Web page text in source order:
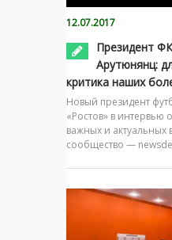
12.07.2017
Президент
Арутюнянц:
критика наших
Новый президент
«Ростов» в интервью
важных и актуальных
сообщество —